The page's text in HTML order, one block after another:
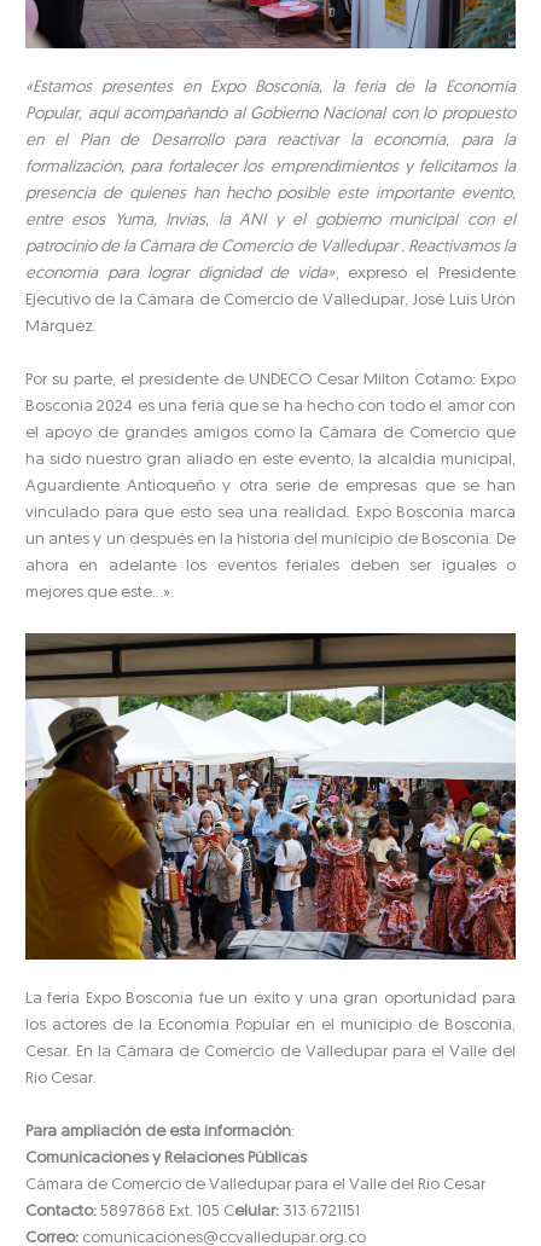
«Estamos presentes en Expo Bosconia, la feria de la Economía
Popular, aquí acompañando al Gobierno Nacional con lo propuesto
en el Plan de Desarrollo para reactivar la economía, para la
formalización, para fortalecer los emprendimientos y felicitamos la
presencia de quienes han hecho posible este importante evento,
entre esos Yuma, Invías, la ANI y el gobierno municipal con el
patrocinio de la Cámara de Comercio de Valledupar . Reactivamos la
economía para lograr dignidad de vida», expresó el Presidente
Ejecutivo de la Cámara de Comercio de Valledupar, José Luis Urón
Márquez.
Por su parte, el presidente de UNDECO Cesar Milton Cotamo: Expo
Bosconia 2024 es una feria que se ha hecho con todo el amor con
el apoyo de grandes amigos como la Cámara de Comercio que
ha sido nuestro gran aliado en este evento, la alcaldía municipal,
Aguardiente Antioqueño y otra serie de empresas que se han
vinculado para que esto sea una realidad. Expo Bosconia marca
un antes y un después en la historia del municipio de Bosconia. De
ahora en adelante los eventos feriales deben ser iguales o
mejores que este…».
La feria Expo Bosconia fue un éxito y una gran oportunidad para
los actores de la Economía Popular en el municipio de Bosconia,
Cesar. En la Cámara de Comercio de Valledupar para el Valle del
Río Cesar.
Para ampliación de esta información:
Comunicaciones y Relaciones Públicas
Cámara de Comercio de Valledupar para el Valle del Río Cesar
Contacto: 5897868 Ext. 105 Celular: 313 6721151
Correo: comunicaciones@ccvalledupar.org.co